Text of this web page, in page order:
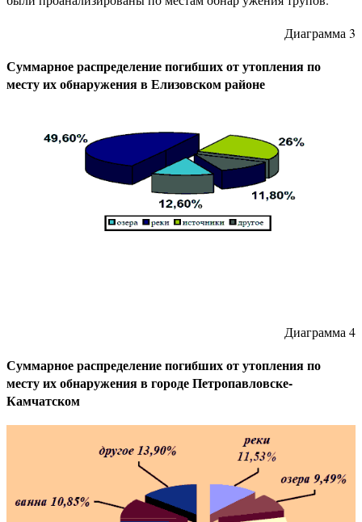
Диаграмма 3
Суммарное распределение погибших от утопления по
месту их обнаружения в Елизовском районе
Диаграмма 4
Суммарное распределение погибших от утопления по
месту их обнаружения в городе Петропавловске-
Камчатском